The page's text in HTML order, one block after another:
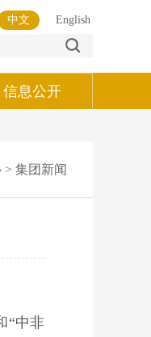
中文 English
信息公开
> 集团新闻
“中非